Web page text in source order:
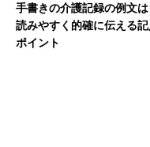
手書きの介護記録の例文は
読みやすく的確に伝える記
ポイント